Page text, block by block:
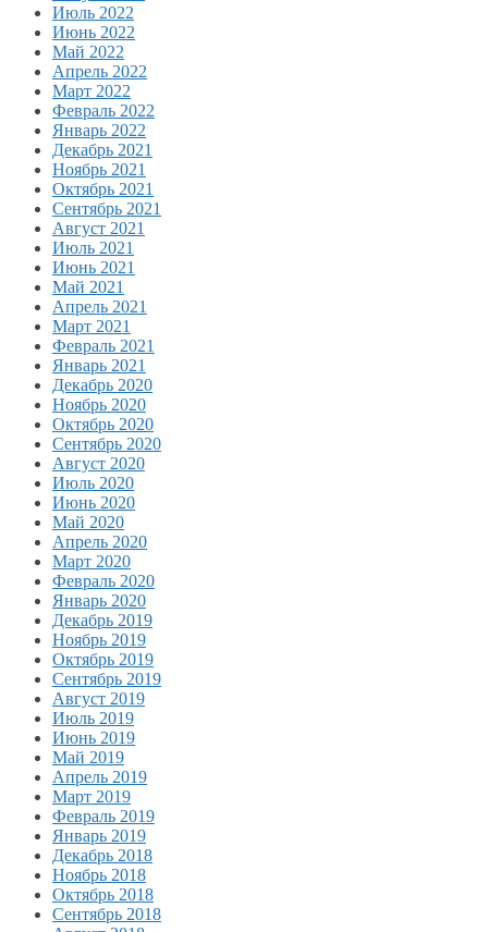
Июль 2022
Июнь 2022
Май 2022
Апрель 2022
Март 2022
Февраль 2022
Январь 2022
Декабрь 2021
Ноябрь 2021
Октябрь 2021
Сентябрь 2021
Август 2021
Июль 2021
Июнь 2021
Май 2021
Апрель 2021
Март 2021
Февраль 2021
Январь 2021
Декабрь 2020
Ноябрь 2020
Октябрь 2020
Сентябрь 2020
Август 2020
Июль 2020
Июнь 2020
Май 2020
Апрель 2020
Март 2020
Февраль 2020
Январь 2020
Декабрь 2019
Ноябрь 2019
Октябрь 2019
Сентябрь 2019
Август 2019
Июль 2019
Июнь 2019
Май 2019
Апрель 2019
Март 2019
Февраль 2019
Январь 2019
Декабрь 2018
Ноябрь 2018
Октябрь 2018
Сентябрь 2018